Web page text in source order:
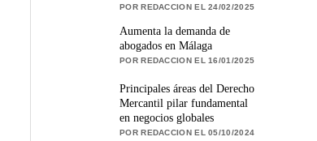
POR REDACCION EL 24/02/2025
Aumenta la demanda de
abogados en Málaga
POR REDACCION EL 16/01/2025
Principales áreas del Derecho
Mercantil pilar fundamental
en negocios globales
POR REDACCION EL 05/10/2024